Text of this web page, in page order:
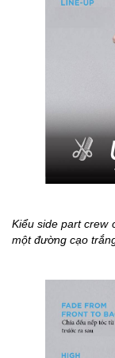
Kiểu side part crew
một đường cạo